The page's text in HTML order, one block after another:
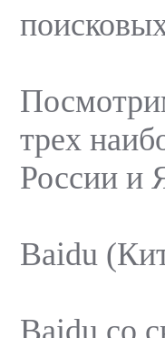
трех
России и
Baidu
Baidu со